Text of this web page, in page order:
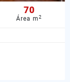
70
Área m2